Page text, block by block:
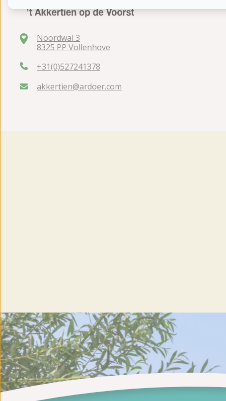
Noordwal 3
8325 PP Vollenhove
+31(0)527241378
akkertien@ardoer.com